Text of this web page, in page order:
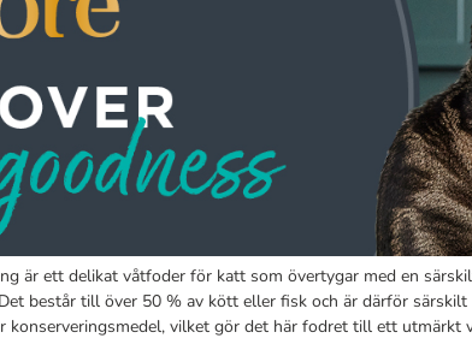
är ett delikat våtfoder för katt som övertygar med en
består till över 50 % av kött eller fisk och är därför särskilt
konserveringsmedel, vilket gör det här fodret till ett utmärkt